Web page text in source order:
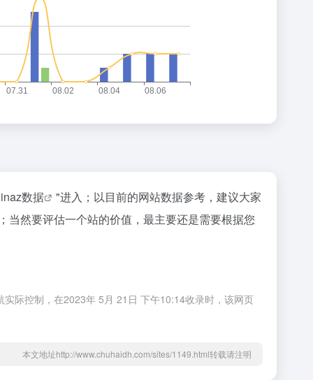
数据
"进入；以目前的网站数据参考，建议大家
当然要评估一个站的价值，最主要还是需要根据您
际控制，在2023年 5月 21日 下午10:14收录时，该网页
本文地址http://www.chuhaidh.com/sites/1149.html转载请注明